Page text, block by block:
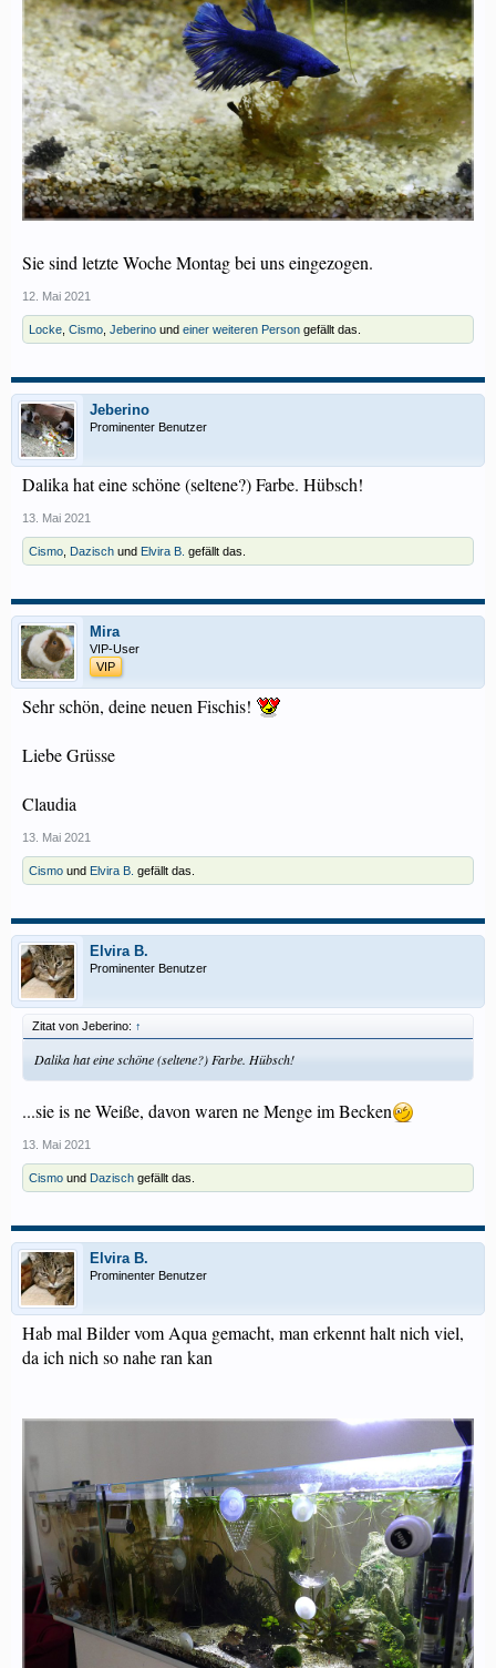
Sie sind letzte Woche Montag bei uns eingezogen.
12. Mai 2021
Locke Cismo Jeberino und einer weiteren Person gefällt das.
Jeberino
Prominenter Benutzer
Dalika hat eine schöne (seltene?) Farbe. Hübsch!
13. Mai 2021
Cismo Dazisch und Elvira B. gefällt das.
Mira
VIP-User
VIP
Sehr schön, deine neuen Fischis!
Liebe Grüsse
Claudia
13. Mai 2021
Cismo und Elvira B. gefällt das.
Elvira B.
Prominenter Benutzer
Zitat von Jeberino: ↑
Dalika hat eine schöne (seltene?) Farbe. Hübsch!
...sie is ne Weiße, davon waren ne Menge im Becken
13. Mai 2021
Cismo und Dazisch gefällt das.
Elvira B.
Prominenter Benutzer
Hab mal Bilder vom Aqua gemacht, man erkennt halt nich viel,
da ich nich so nahe ran kan